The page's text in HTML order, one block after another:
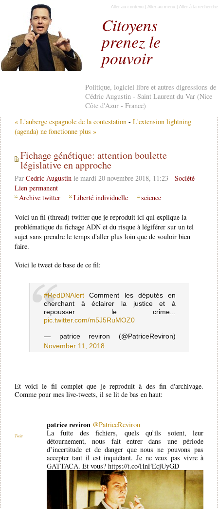
Citoyens
prenez le
pouvoir
Politique, logiciel libre et autres digressions de
Cédric Augustin - Saint Laurent du Var (Nice
Côte d'Azur - France)
Aller au contenu Aller au menu Aller à la recherche
« L'auberge espagnole de la contestation - L'extension lightning
(agenda) ne fonctionne plus »
Fichage génétique: attention boulette
législative en approche
Par Cedric Augustinle mardi 20 novembre 2018, 11:23 - Société-
Lien permanent
Archive twitter
Liberté individuelle science
Voici un fil (thread) twitter que je reproduit ici qui explique la
problématique du fichage ADN et du risque à légiférer sur un tel
sujet sans prendre le temps d'aller plus loin que de vouloir bien
faire.
Voici le tweet de base de ce fil:
#RedDNAlert Comment les députés en
cherchant à éclairer la justice et à
repousser le crime...
pic.twitter.com/m5J5RuMOZ0
— patrice reviron (@PatriceReviron)
November 11, 2018
Et voici le fil complet que je reproduit à des fin d'archivage.
Comme pour mes live-tweets, il se lit de bas en haut:
Twitt
patrice reviron @PatriceReviron
La fuite des fichiers, quels qu’ils soient, leur
détournement, nous fait entrer dans une période
d’incertitude et de danger que nous ne pouvons pas
accepter tant il est inquiétant. Je ne veux pas vivre à
GATTACA. Et vous? https://t.co/HnFEcjUyGD